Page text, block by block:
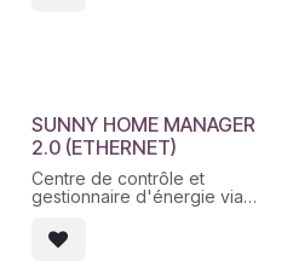
SUNNY HOME MANAGER
2.0 (ETHERNET)
Centre de contrôle et
gestionnaire d'énergie via
Meter.